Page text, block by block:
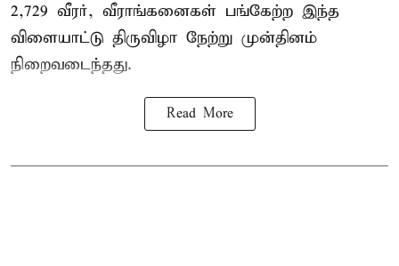
2,729 வீரர், வீராங்கனைகள் பங்கேற்ற இந்த
விளையாட்டு திருவிழா நேற்று முன்தினம்
நிறைவடைந்தது.
Read More